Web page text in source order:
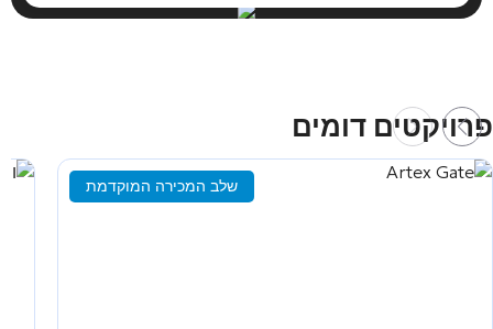
פרויקטים דומים
שלב המכירה המוקדמת